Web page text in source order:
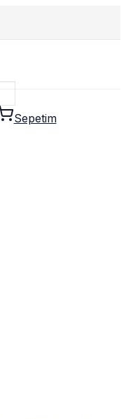
Sepetim